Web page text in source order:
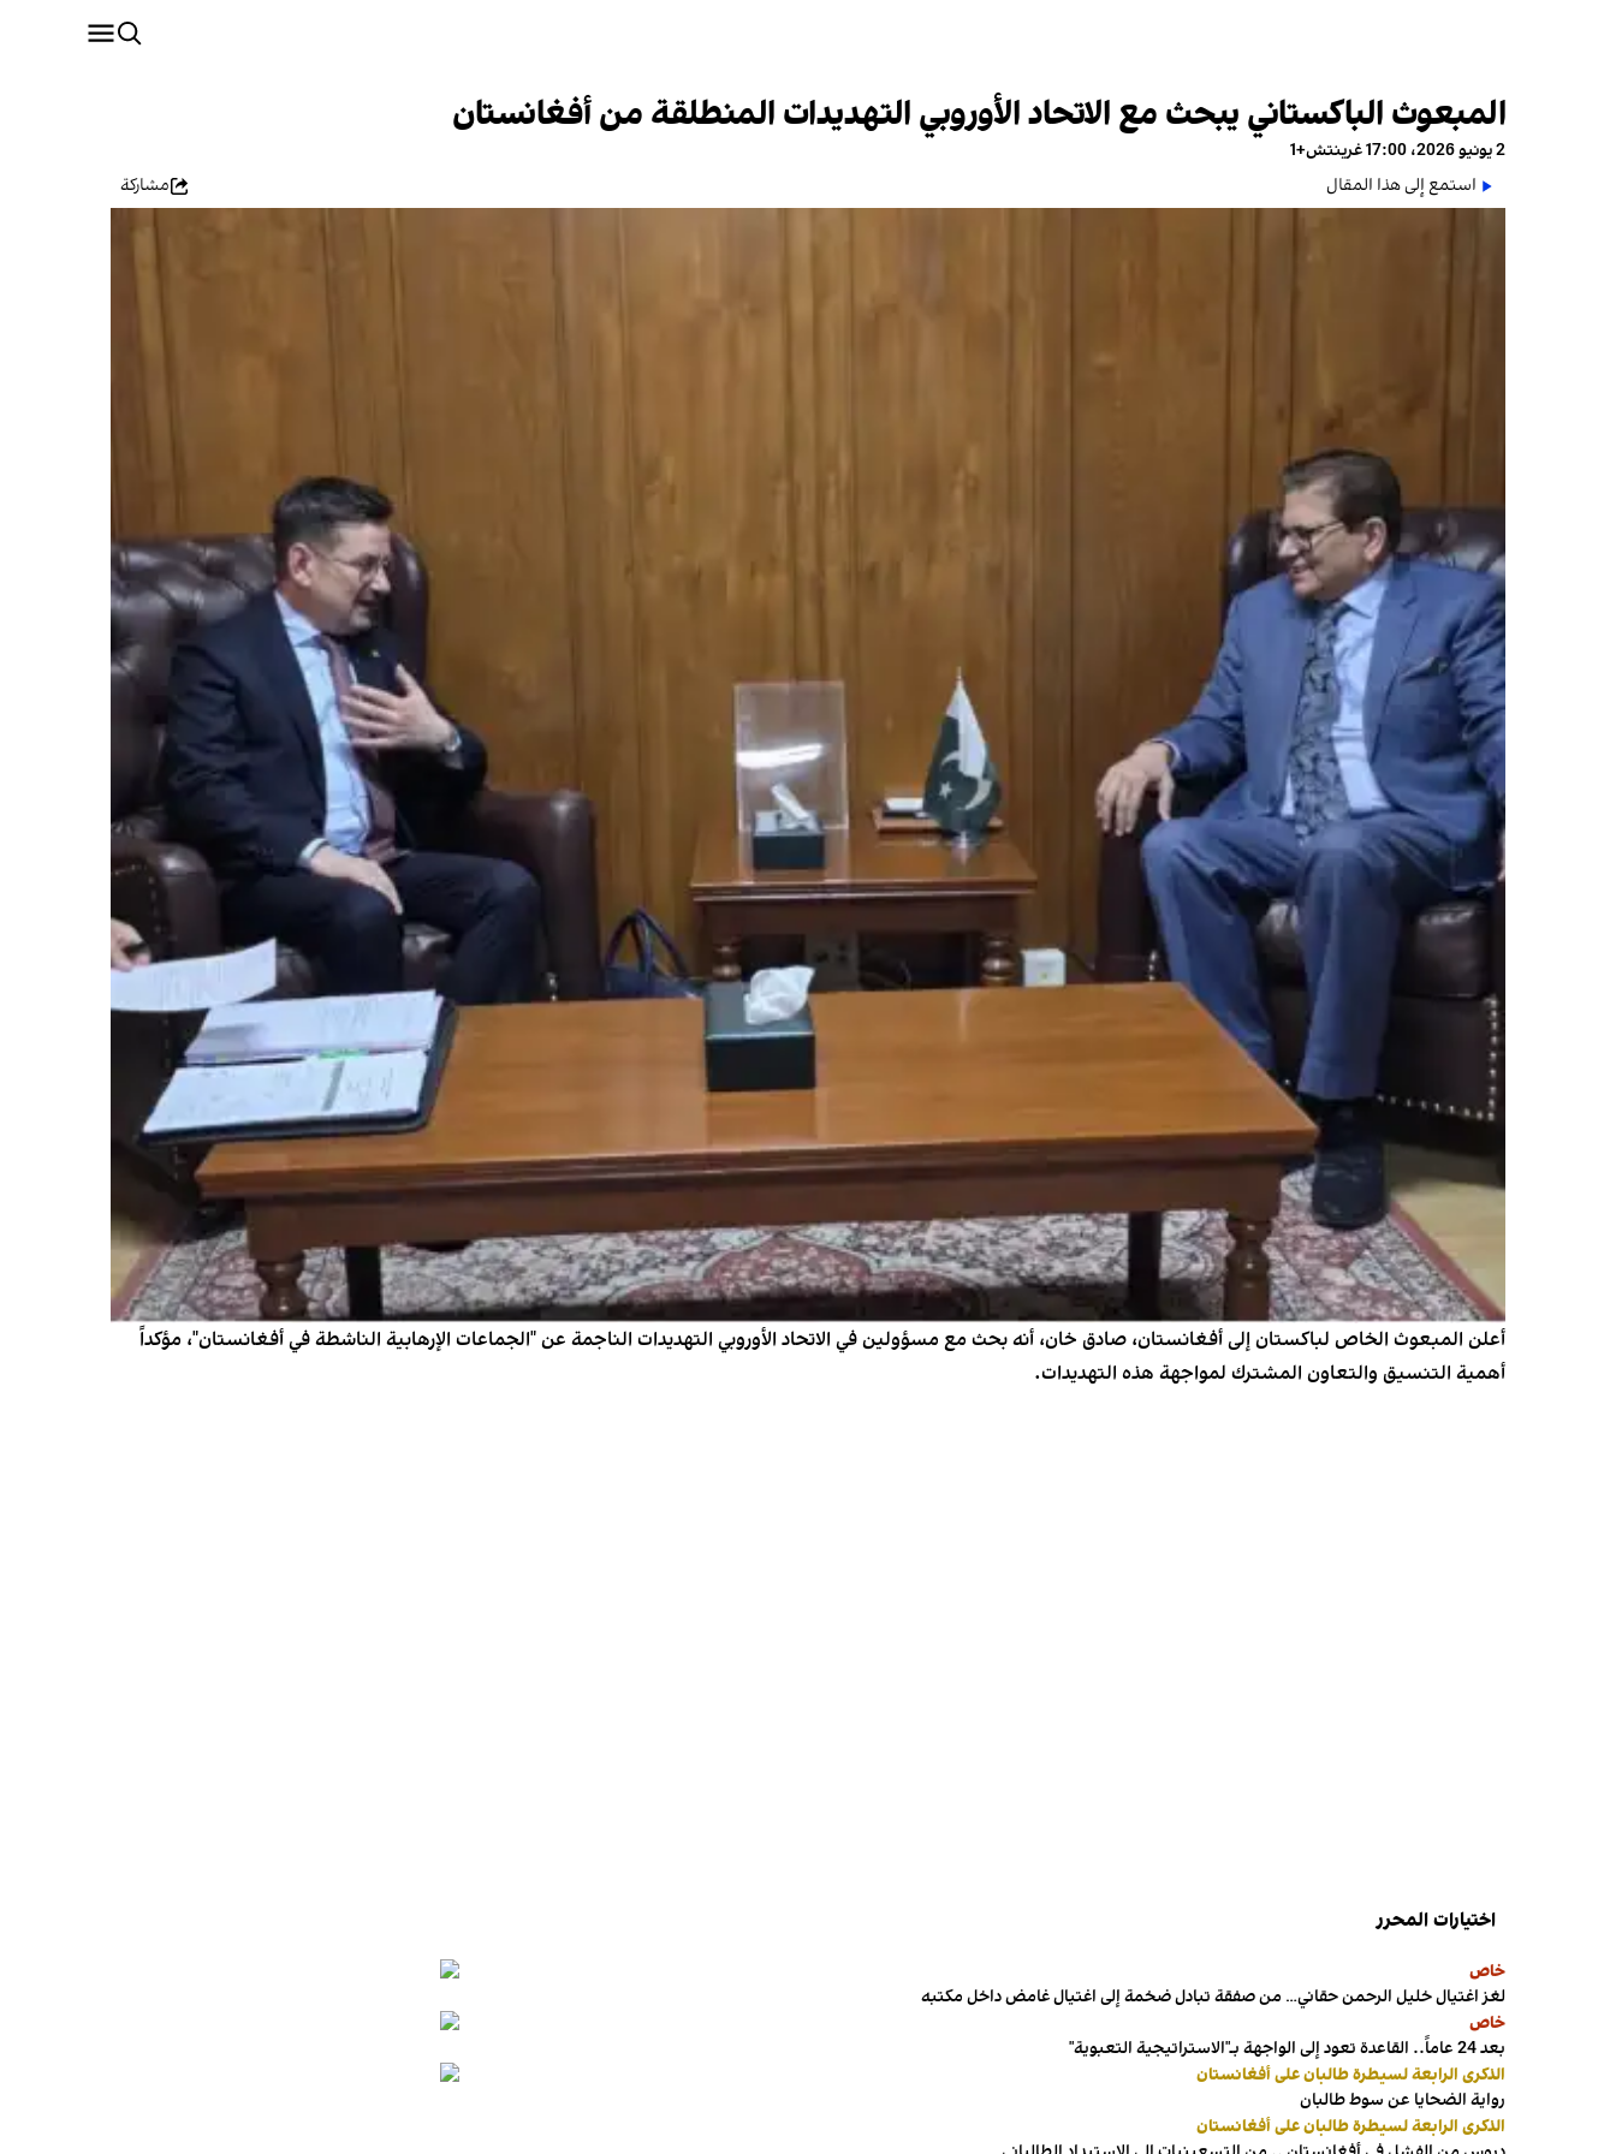
المبعوث الباكستاني يبحث مع الاتحاد الأوروبي التهدیدات المنطلقة من أفغانستان
2 يونيو 2026، 17:00 غرينتش+1
استمع إلى هذا المقال
مشاركة
أعلن المبعوث الخاص لباكستان إلى أفغانستان، صادق خان، أنه بحث مع مسؤولين في الاتحاد الأوروبي التهديدات الناجمة عن "الجماعات الإرهابية الناشطة في أفغانستان"، مؤكداً
أهمية التنسيق والتعاون المشترك لمواجهة هذه التهديدات.
اختيارات المحرر
خاص
لغز اغتيال خليل الرحمن حقاني… من صفقة تبادل ضخمة إلى اغتيال غامض داخل مكتبه
خاص
بعد 24 عاماً.. القاعدة تعود إلى الواجهة بـ"الاستراتيجية التعبوية"
الذكرى الرابعة لسيطرة طالبان على أفغانستان
رواية الضحايا عن سوط طالبان
الذكرى الرابعة لسيطرة طالبان على أفغانستان